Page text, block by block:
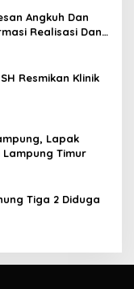
Angkuh Dan
Realisasi Dana
Resmikan Klinik
Lapak
Timur
Tiga 2 Diduga